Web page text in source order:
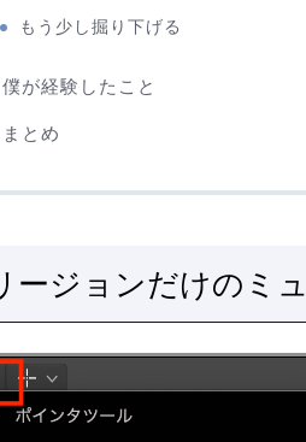
もう少し掘り下げる
僕が経験したこと
まとめ
ージョンだけのミ